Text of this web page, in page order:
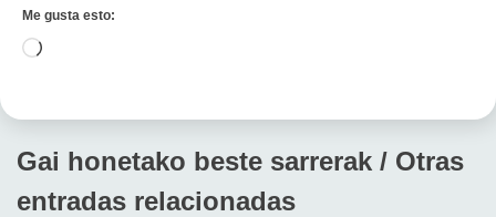
Me gusta esto:
Cargando...
Gai honetako beste sarrerak / Otras
entradas relacionadas